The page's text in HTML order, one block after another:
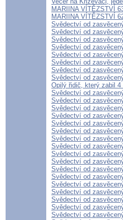
MARIINA VÍTĚZSTVÍ
MARIINA VÍTĚZSTVÍ
Svědectví od
Svědectví od
Svědectví od
Svědectví od
Svědectví od
Svědectví od
Svědectví od
Svědectví od
Opilý řidič, který zabil
Svědectví od
Svědectví od
Svědectví od
Svědectví od
Svědectví od
Svědectví od
Svědectví od
Svědectví od
Svědectví od
Svědectví od
Svědectví od
Svědectví od
Svědectví od
Svědectví od
Svědectví od
Svědectví od
Svědectví od